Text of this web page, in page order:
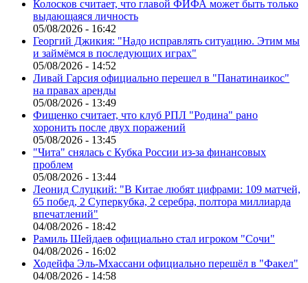
Колосков считает, что главой ФИФА может быть только
выдающаяся личность
05/08/2026 - 16:42
Георгий Джикия: "Надо исправлять ситуацию. Этим мы
и займёмся в последующих играх"
05/08/2026 - 14:52
Ливай Гарсия официально перешел в "Панатинаикос"
на правах аренды
05/08/2026 - 13:49
Фищенко считает, что клуб РПЛ "Родина" рано
хоронить после двух поражений
05/08/2026 - 13:45
"Чита" снялась с Кубка России из-за финансовых
проблем
05/08/2026 - 13:44
Леонид Слуцкий: "В Китае любят цифрами: 109 матчей,
65 побед, 2 Суперкубка, 2 серебра, полтора миллиарда
впечатлений"
04/08/2026 - 18:42
Рамиль Шейдаев официально стал игроком "Сочи"
04/08/2026 - 16:02
Ходейфа Эль-Мхассани официально перешёл в "Факел"
04/08/2026 - 14:58